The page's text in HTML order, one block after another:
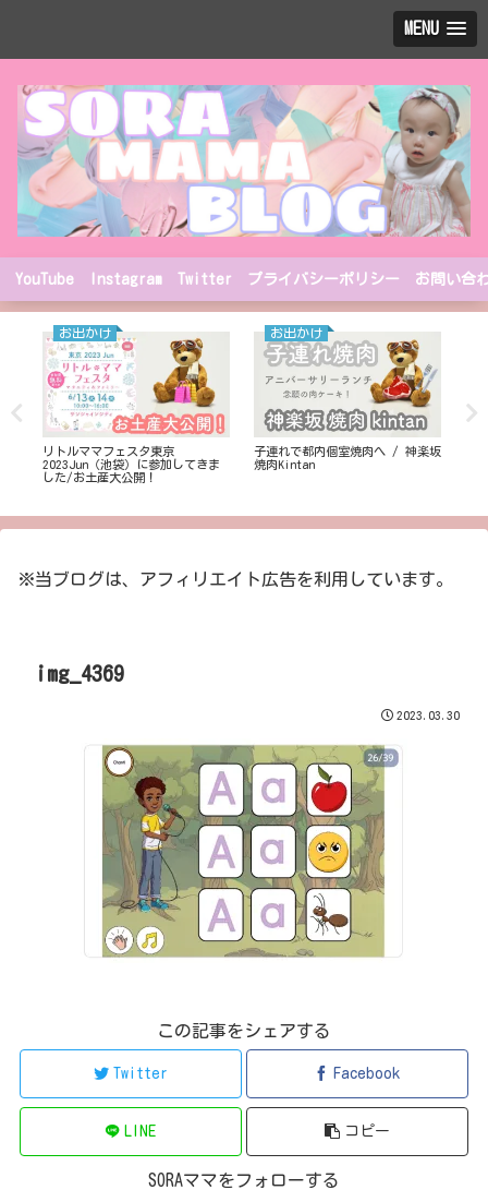
MENU
YouTube Instagram Twitter プライバシーポリシー お問い合
お出かけ
リトルママフェスタ東京
2023Jun（池袋）に参加してきま
した/お土産大公開！
お出かけ
子連れで都内個室焼肉へ / 神楽坂
焼肉Kintan
※当ブログは、アフィリエイト広告を利用しています。
img_4369
2023.03.30
この記事をシェアする
Twitter Facebook
LINE コピー
SORAママをフォローする